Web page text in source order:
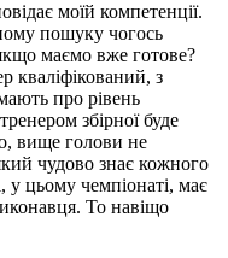
моїй компетенції.
пошуку чогось
маємо вже готове?
кваліфікований, з
про рівень
збірної буде
вище голови не
чудово знає кожного
у цьому чемпіонаті, має
То навіщо